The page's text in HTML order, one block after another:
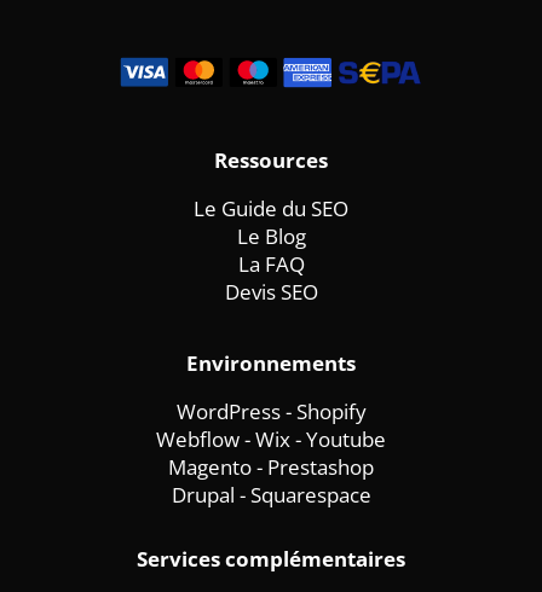
Ressources
Le Guide du SEO
Le Blog
La FAQ
Devis SEO
Environnements
WordPress-Shopify
Webflow-Wix -Youtube
Magento- Prestashop
Drupal -Squarespace
Services complémentaires